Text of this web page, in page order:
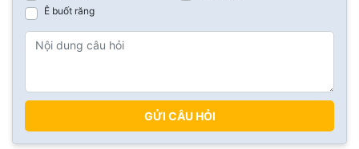
Ê buốt răng
GỬI CÂU HỎI